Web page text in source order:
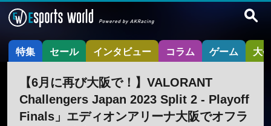
特集 セール インタビュー コラム ゲーム 大
【6月に再び大阪で！】VALORANT
Challengers Japan 2023 Split 2 - Playoff
Finals」エディオンアリーナ大阪でオフラ